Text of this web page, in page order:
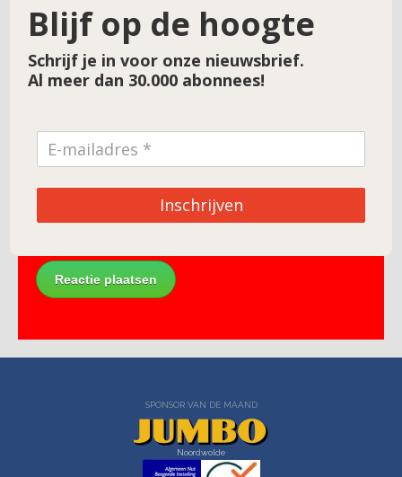
Naam*
E-mail*
SPONSOR VAN DE MAAND
Noordwolde
Blijf op de hoogte
Schrijf je in voor onze nieuwsbrief.
Al meer dan 30.000 abonnees!
Inschrijven